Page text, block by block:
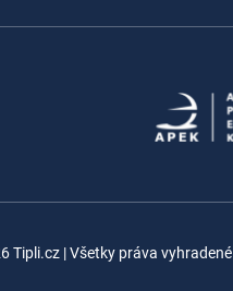
Tipli.cz | Všetky práva vyhradené